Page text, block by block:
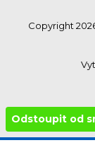
Copyright
Odstoupit od